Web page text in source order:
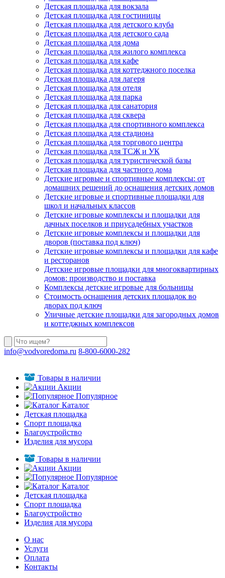
Детская площадка для вокзала
Детская площадка для гостиницы
Детская площадка для детского клуба
Детская площадка для детского сада
Детская площадка для дома
Детская площадка для жилого комплекса
Детская площадка для кафе
Детская площадка для коттеджного поселка
Детская площадка для лагеря
Детская площадка для отеля
Детская площадка для парка
Детская площадка для санатория
Детская площадка для сквера
Детская площадка для спортивного комплекса
Детская площадка для стадиона
Детская площадка для торгового центра
Детская площадка для ТСЖ и УК
Детская площадка для туристической базы
Детская площадка для частного дома
Детские игровые и спортивные комплексы: от
домашних решений до оснащения детских домов
Детские игровые и спортивные площадки для
школ и начальных классов
Детские игровые комплексы и площадки для
дачных поселков и приусадебных участков
Детские игровые комплексы и площадки для
дворов (поставка под ключ)
Детские игровые комплексы и площадки для кафе
и ресторанов
Детские игровые площадки для многоквартирных
домов: производство и поставка
Комплексы детские игровые для больницы
Стоимость оснащения детских площадок во
дворах под ключ
Уличные детские площадки для загородных домов
и коттеджных комплексов
info@vodvoredoma.ru 8-800-6000-282
Товары в наличии
Акции
Популярное
Каталог
Детская площадка
Спорт площадка
Благоустройство
Изделия для мусора
Товары в наличии
Акции
Популярное
Каталог
Детская площадка
Спорт площадка
Благоустройство
Изделия для мусора
О нас
Услуги
Оплата
Контакты